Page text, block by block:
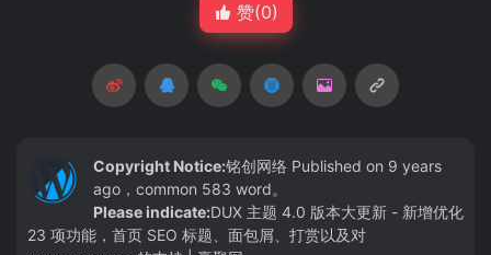
赞(0)
Copyright Notice:铭创网络 Published on 9 years
ago，common 583 word。
Please indicate:DUX 主题 4.0 版本大更新 - 新增优化
23 项功能，首页 SEO 标题、面包屑、打赏以及对